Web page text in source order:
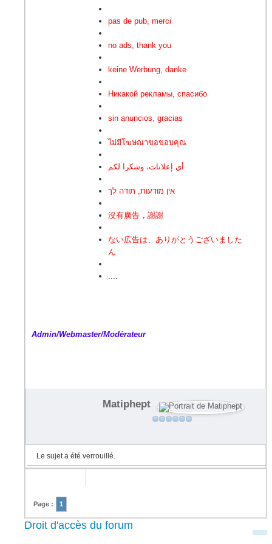
pas de pub, merci
no ads, thank you
keine Werbung, danke
Никакой рекламы, спасибо
sin anuncios, gracias
ไม่มีโฆษณาขอขอบคุณ
أي إعلانات، وشكرا لكم
אין מודעות, תודה לך
沒有廣告，謝謝
ない広告は、ありがとうございました
ん
....
Admin/Webmaster/Modérateur
Matiphept
Le sujet a été verrouillé.
Page : 1
Droit d'accès du forum